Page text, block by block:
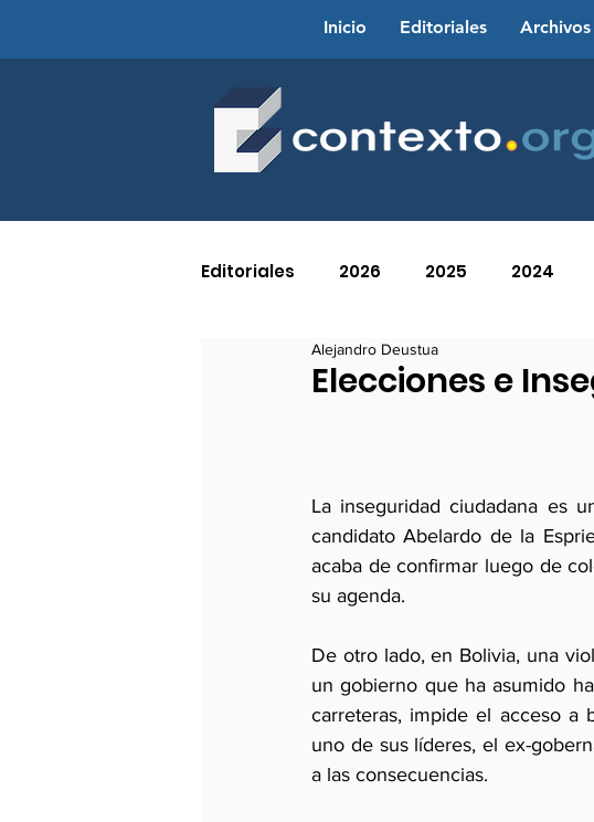
Inicio Editoriales Archivos
Editoriales 2026 2025 2024
2015 2014
Elecciones e
Alejandro Deustua
La inseguridad ciudadana es
candidato Abelardo de la
acaba de confirmar luego de
su agenda.
De otro lado, en Bolivia, una
un gobierno que ha asumido
carreteras, impide el acceso a
uno de sus líderes, el ex-
a las consecuencias.